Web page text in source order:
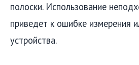
полоски. Использование
приведет к ошибке измерения
устройства.